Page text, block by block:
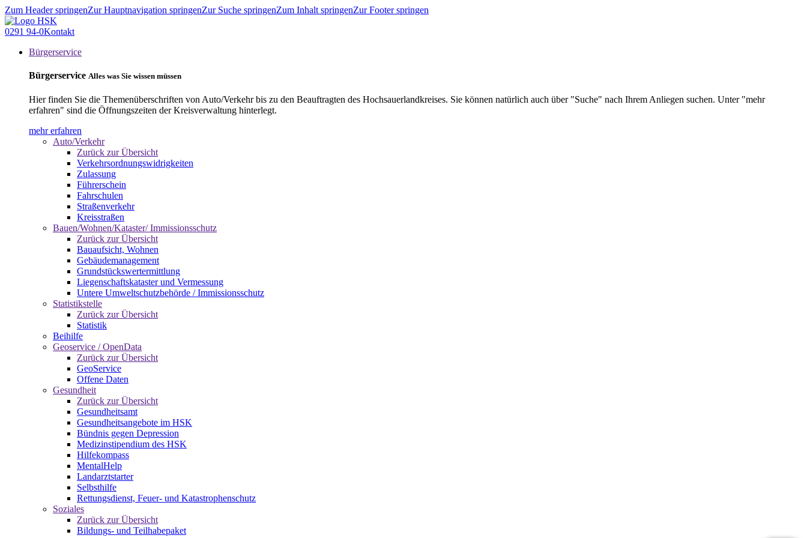
Zum Header springenZur Hauptnavigation springenZur Suche springenZum Inhalt springenZur Footer springen
0291 94-0Kontakt
Bürgerservice
Bürgerservice Alles was Sie wissen müssen
Hier finden Sie die Themenüberschriften von Auto/Verkehr bis zu den Beauftragten des Hochsauerlandkreises. Sie können natürlich auch über "Suche" nach Ihrem Anliegen suchen. Unter "mehr
erfahren" sind die Öffnungszeiten der Kreisverwaltung hinterlegt.
mehr erfahren
Auto/Verkehr
Zurück zur Übersicht
Verkehrsordnungswidrigkeiten
Zulassung
Führerschein
Fahrschulen
Straßenverkehr
Kreisstraßen
Bauen/Wohnen/Kataster/ Immissionsschutz
Zurück zur Übersicht
Bauaufsicht, Wohnen
Gebäudemanagement
Grundstückswertermittlung
Liegenschaftskataster und Vermessung
Untere Umweltschutzbehörde / Immissionsschutz
Statistikstelle
Zurück zur Übersicht
Statistik
Beihilfe
Geoservice / OpenData
Zurück zur Übersicht
GeoService
Offene Daten
Gesundheit
Zurück zur Übersicht
Gesundheitsamt
Gesundheitsangebote im HSK
Bündnis gegen Depression
Medizinstipendium des HSK
Hilfekompass
MentalHelp
Landarztstarter
Selbsthilfe
Rettungsdienst, Feuer- und Katastrophenschutz
Soziales
Zurück zur Übersicht
Bildungs- und Teilhabepaket